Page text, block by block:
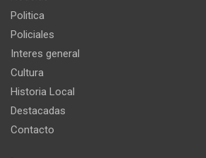
Politica
Policiales
Interes general
Cultura
Historia Local
Destacadas
Contacto